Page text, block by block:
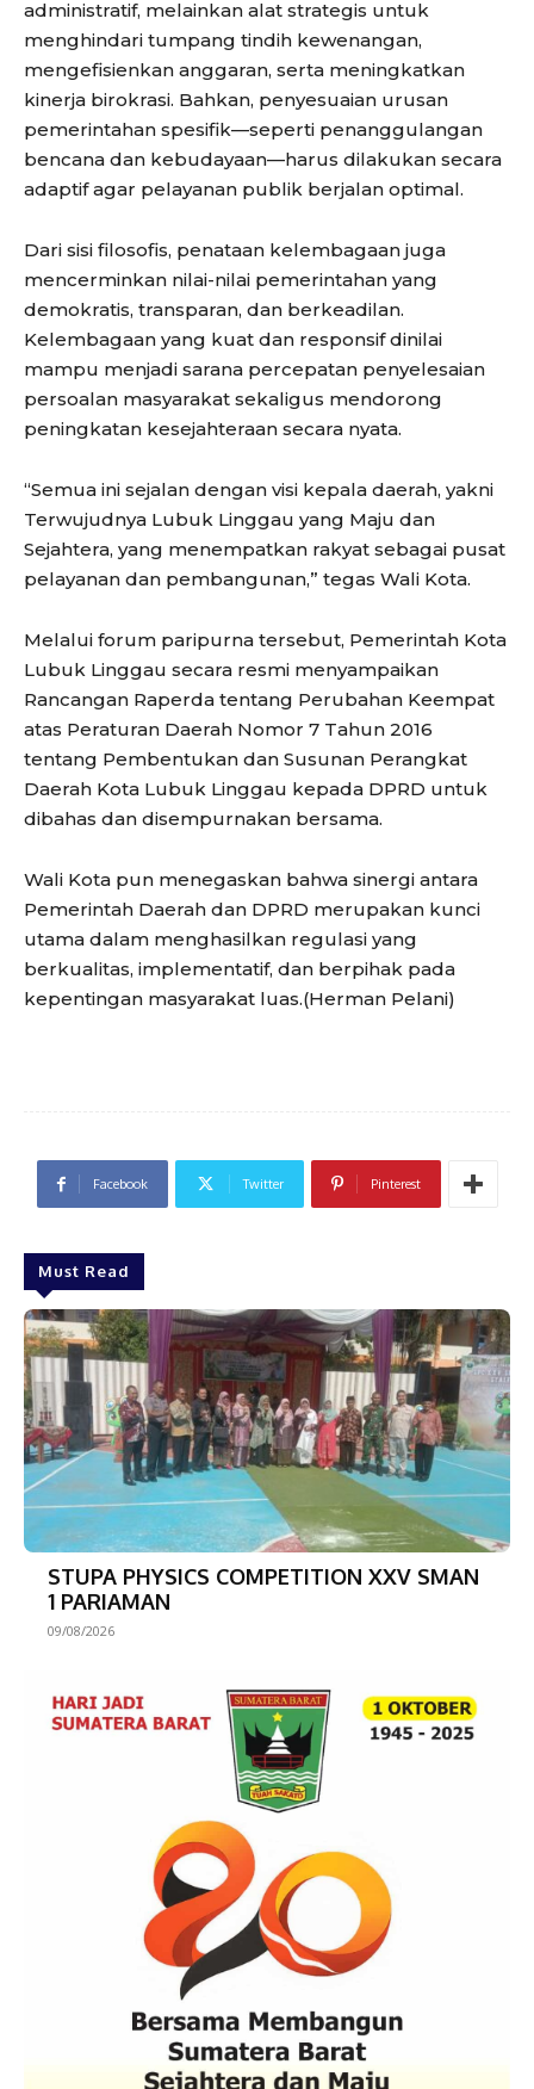
administratif, melainkan alat strategis untuk
menghindari tumpang tindih kewenangan,
mengefisienkan anggaran, serta meningkatkan
kinerja birokrasi. Bahkan, penyesuaian urusan
pemerintahan spesifik—seperti penanggulangan
bencana dan kebudayaan—harus dilakukan secara
adaptif agar pelayanan publik berjalan optimal.
Dari sisi filosofis, penataan kelembagaan juga
mencerminkan nilai-nilai pemerintahan yang
demokratis, transparan, dan berkeadilan.
Kelembagaan yang kuat dan responsif dinilai
mampu menjadi sarana percepatan penyelesaian
persoalan masyarakat sekaligus mendorong
peningkatan kesejahteraan secara nyata.
“Semua ini sejalan dengan visi kepala daerah, yakni
Terwujudnya Lubuk Linggau yang Maju dan
Sejahtera, yang menempatkan rakyat sebagai pusat
pelayanan dan pembangunan,” tegas Wali Kota.
Melalui forum paripurna tersebut, Pemerintah Kota
Lubuk Linggau secara resmi menyampaikan
Rancangan Raperda tentang Perubahan Keempat
atas Peraturan Daerah Nomor 7 Tahun 2016
tentang Pembentukan dan Susunan Perangkat
Daerah Kota Lubuk Linggau kepada DPRD untuk
dibahas dan disempurnakan bersama.
Wali Kota pun menegaskan bahwa sinergi antara
Pemerintah Daerah dan DPRD merupakan kunci
utama dalam menghasilkan regulasi yang
berkualitas, implementatif, dan berpihak pada
kepentingan masyarakat luas.(Herman Pelani)
Facebook Twitter Pinterest
Must Read
STUPA PHYSICS COMPETITION XXV SMAN
1 PARIAMAN
09/08/2026